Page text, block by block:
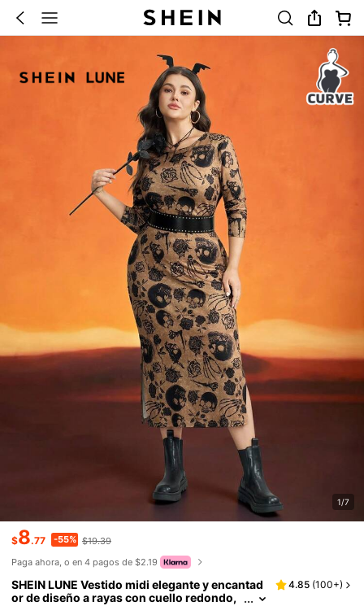
1/7
$8.77 -55% $19.39
Paga ahora, o en 4 pagos de $2.19
SHEIN LUNE Vestido midi elegante y encantad
or de diseño a rayas con cuello redondo,
4.85 (100+)